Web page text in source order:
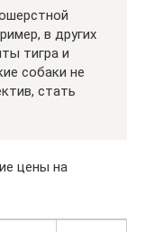
в других
тигра и
собаки не
стать
цены на